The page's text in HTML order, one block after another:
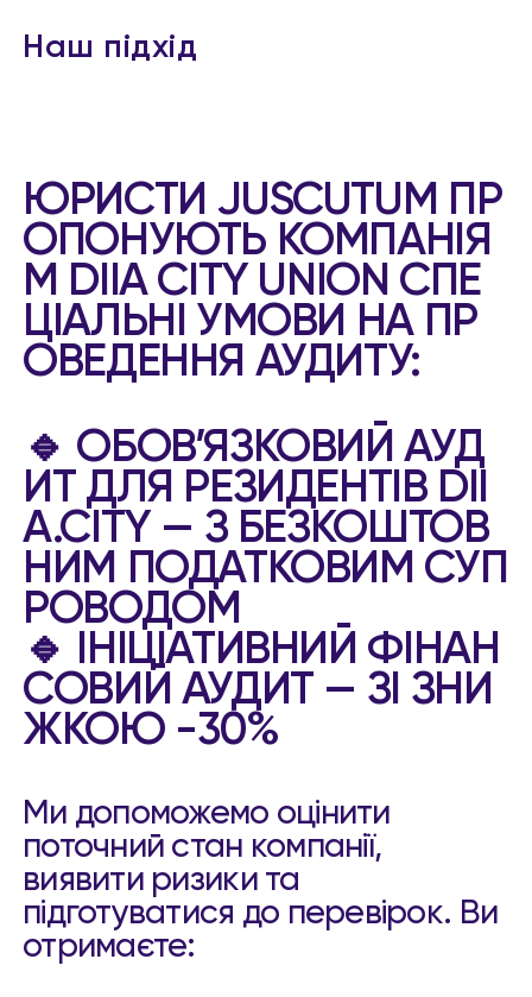
Наш підхід
ЮРИСТИ JUSCUTUM ПР
ОПОНУЮТЬ КОМПАНІЯ
М DIIA CITY UNION СПЕ
ЦІАЛЬНІ УМОВИ НА ПР
ОВЕДЕННЯ АУДИТУ:
🔹 ОБОВ’ЯЗКОВИЙ АУД
ИТ ДЛЯ РЕЗИДЕНТІВ DII
A.CITY — З БЕЗКОШТОВ
НИМ ПОДАТКОВИМ СУП
РОВОДОМ
🔹 ІНІЦІАТИВНИЙ ФІНАН
СОВИЙ АУДИТ — ЗІ ЗНИ
ЖКОЮ -30%
Ми допоможемо оцінити
поточний стан компанії,
виявити ризики та
підготуватися до перевірок. Ви
отримаєте: